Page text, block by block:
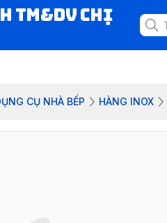
TM&DV CHỊ
CỤ NHÀ BẾP HÀNG INOX